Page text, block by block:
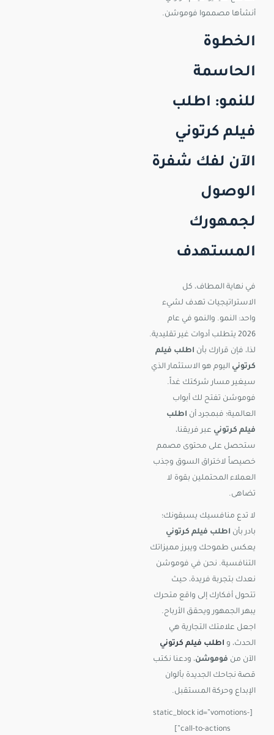
أنشأها مصمموا فوموشن.
الخطوة
الحاسمة
للنمو: اطلب
فيلم كرتوني
الآن لفك شفرة
الوصول
لجمهورك
المستهدف
في نهاية المطاف، كل
الاستراتيجيات تهدف لشيء
واحد: النمو. والنمو في عام
2026 يتطلب أدوات غير تقليدية.
لذا، فإن قرارك بأن اطلب فيلم
كرتوني اليوم هو الاستثمار الذي
سيغير مسار شركتك غداً.
فوموشن تفتح لك أبواب
العالمية؛ فبمجرد أن اطلب
فيلم كرتوني عبر فريقنا،
ستحصل على محتوى مصمم
خصيصاً لاختراق السوق وجذب
العملاء المحتملين بقوة لا
تضاهى.
لا تدع منافسيك يسبقونك؛
بادر بأن اطلب فيلم كرتوني
يعكس طموحك ويبرز مميزاتك
التنافسية. نحن في فوموشن
نعدك بتجربة فريدة، حيث
تتحول أفكارك إلى واقع متحرك
يبهر الجمهور ويحقق الأرباح.
اجعل علامتك التجارية هي
الحدث، و اطلب فيلم كرتوني
الآن من فوموشن، ودعنا نكتب
قصة نجاحك الجديدة بألوان
الإبداع وحركة المستقبل.
[static_block id=”vomotions-
call-to-actions”]